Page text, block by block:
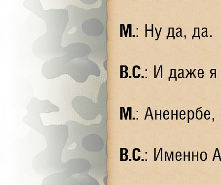
М.: Ну да, да.
В.С.: И даже
М.:
В.С.: Именно